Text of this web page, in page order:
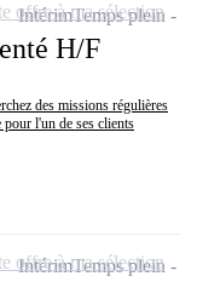
H/F
des missions régulières
l'un de ses clients
IntérimTemps plein
offre à ma sélection
IntérimTemps plein
offre à ma sélection